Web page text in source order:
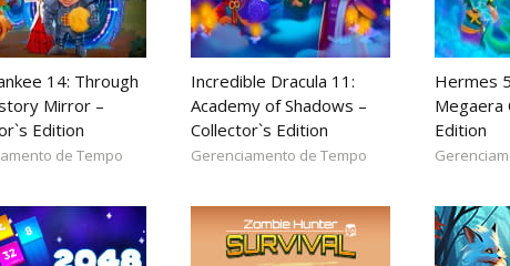
14: Through
Mirror –
Edition
de Tempo
Incredible Dracula 11:
Academy of Shadows –
Collector`s Edition
Gerenciamento de Tempo
Hermes
Megaera
Edition